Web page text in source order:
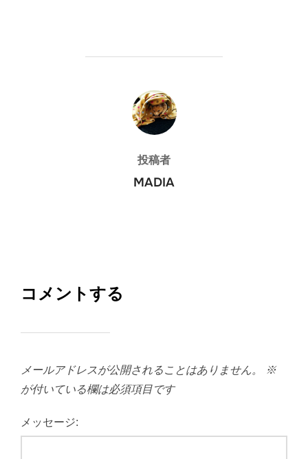
投稿者
投稿者
MADIA
コメントする
メールアドレスが公開されることはありません。
※
が付いている欄は必須項目です
メッセージ: